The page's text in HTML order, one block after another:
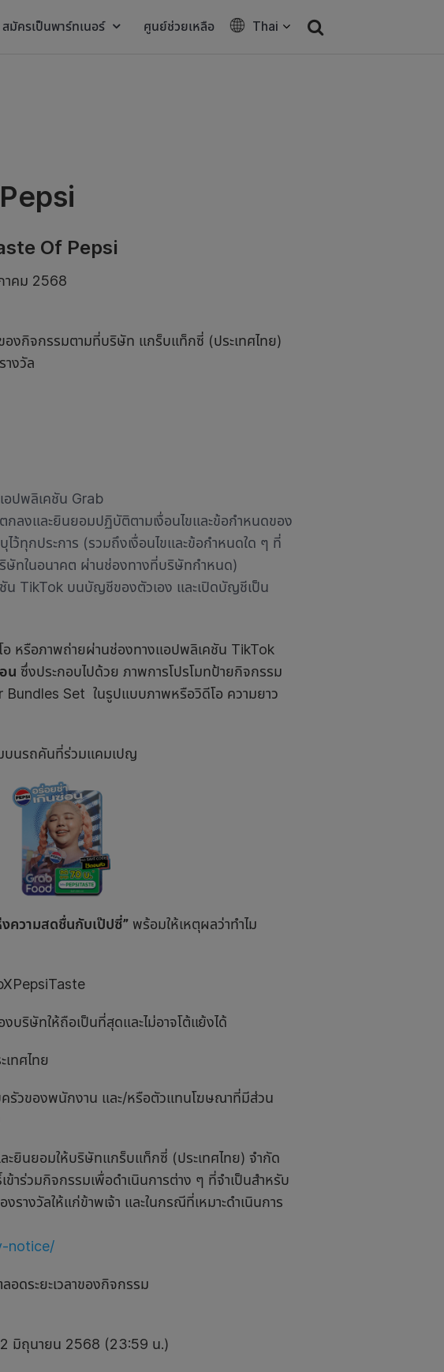
สมัครเป็นพาร์ทเนอร์ ศูนย์ช่วยเหลือ Thai
Of Pepsi
คม 2568
องกิจกรรมตามที่บริษัท แกร็บแท็กซี่ (ประเทศไทย)
งวัล
ปพลิเคชัน Grab
กลงและยินยอมปฏิบัติตามเงื่อนไขและข้อกำหนดของ
ว้ทุกประการ (รวมถึงเงื่อนไขและข้อกำหนดใด ๆ ที่
ษัทในอนาคต ผ่านช่องทางที่บริษัทกำหนด)
น TikTok บนบัญชีของตัวเอง และเปิดบัญชีเป็น
รือภาพถ่ายผ่านช่องทางแอปพลิเคชัน TikTok
น ซึ่งประกอบไปด้วย ภาพการโปรโมทป้ายกิจกรรม
Set ในรูปแบบภาพหรือวิดีโอ ความยาว
บนรถคันที่ร่วมแคมเปญ
งความสดชื่นกับเป๊ปซี่” พร้อมให้เหตุผลว่าทำไม
ษัทให้ถือเป็นที่สุดและไม่อาจโต้แย้งได้
ทศไทย
วของพนักงาน และ/หรือตัวแทนโฆษณาที่มีส่วน
ยินยอมให้บริษัทแกร็บแท็กซี่ (ประเทศไทย) จำกัด
าร่วมกิจกรรมเพื่อดำเนินการต่าง ๆ ที่จำเป็นสำหรับ
งวัลให้แก่ข้าพเจ้า และในกรณีที่เหมาะดำเนินการ
notice/
ดระยะเวลาของกิจกรรม
มิถุนายน 2568 (23:59 น.)